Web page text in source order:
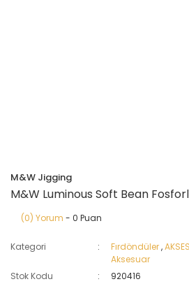
M&W Jigging
M&W Luminous Soft Bean
(0) Yorum - 0 Puan
Kategori Fırdöndüler,
Aksesuar
Stok Kodu
920416